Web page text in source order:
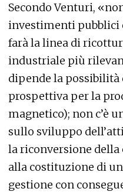
Secondo Venturi,
investimenti pubblici
farà la linea di
industriale più
dipende la possibilità
prospettiva per la
magnetico); non c’è
sullo sviluppo
la riconversione
alla costituzione di
gestione con